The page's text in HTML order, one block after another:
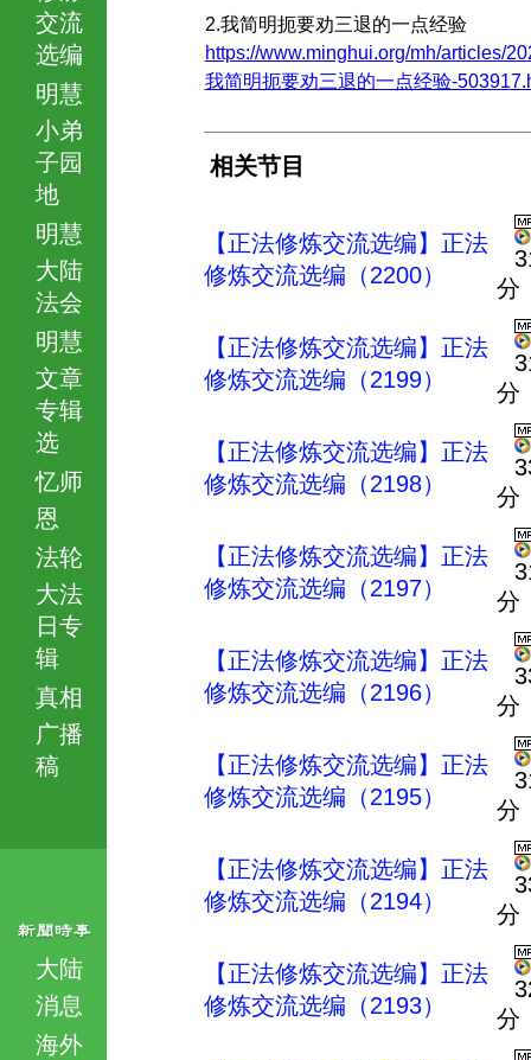
交流
选编
明慧
小弟
子园
地
明慧
大陆
法会
明慧
文章
专辑
选
忆师
恩
法轮
大法
日专
辑
真相
广播
稿
大陆
消息
海外
2.我简明扼要劝三退的一点经验
https://www.minghui.org/mh/articles/
我简明扼要劝三退的一点经验-
相关节目
【正法修炼交流选编】正法
修炼交流选编（2200）
分
【正法修炼交流选编】正法
修炼交流选编（2199）
分
【正法修炼交流选编】正法
修炼交流选编（2198）
分
【正法修炼交流选编】正法
修炼交流选编（2197）
分
【正法修炼交流选编】正法
修炼交流选编（2196）
分
【正法修炼交流选编】正法
修炼交流选编（2195）
分
【正法修炼交流选编】正法
修炼交流选编（2194）
分
【正法修炼交流选编】正法
修炼交流选编（2193）
分